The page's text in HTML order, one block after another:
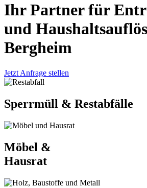
Ihr Partner für
und
Bergheim
Jetzt Anfrage stellen
Sperrmüll & Restabfälle
Möbel &
Hausrat